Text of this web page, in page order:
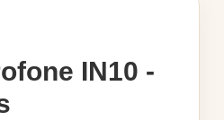
IN10 -